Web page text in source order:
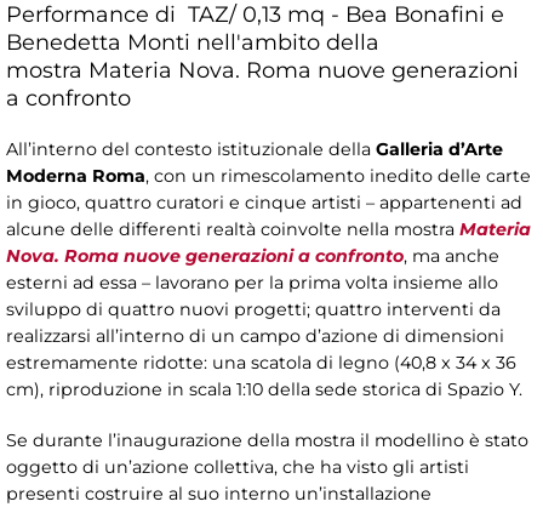
Performance di TAZ/ 0,13 mq - Bea Bonafini e
Benedetta Monti nell'ambito della
mostra Materia Nova. Roma nuove generazioni
a confronto
All’interno del contesto istituzionale della Galleria d’Arte
Moderna Roma, con un rimescolamento inedito delle carte
in gioco, quattro curatori e cinque artisti – appartenenti ad
alcune delle differenti realtà coinvolte nella mostra Materia
Nova. Roma nuove generazioni a confronto, ma anche
esterni ad essa – lavorano per la prima volta insieme allo
sviluppo di quattro nuovi progetti; quattro interventi da
realizzarsi all’interno di un campo d’azione di dimensioni
estremamente ridotte: una scatola di legno (40,8 x 34 x 36
cm), riproduzione in scala 1:10 della sede storica di Spazio Y.
Se durante l’inaugurazione della mostra il modellino è stato
oggetto di un’azione collettiva, che ha visto gli artisti
presenti costruire al suo interno un’installazione